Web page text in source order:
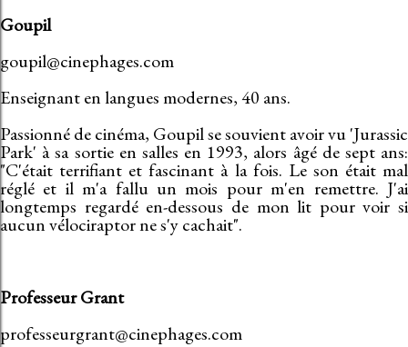
Goupil
goupil@cinephages.com
Enseignant en langues modernes, 40 ans.
Passionné de cinéma, Goupil se souvient avoir vu 'Jurassic
Park' à sa sortie en salles en 1993, alors âgé de sept ans:
"C'était terrifiant et fascinant à la fois. Le son était mal
réglé et il m'a fallu un mois pour m'en remettre. J'ai
longtemps regardé en-dessous de mon lit pour voir si
aucun vélociraptor ne s'y cachait".
Professeur Grant
professeurgrant@cinephages.com